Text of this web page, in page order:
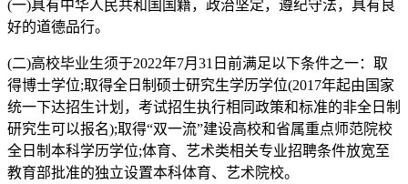
(一)具有中华人民共和国国籍，政治坚定，遵纪守法，具有良
好的道德品行。
(二)高校毕业生须于2022年7月31日前满足以下条件之一：取
得博士学位;取得全日制硕士研究生学历学位(2017年起由国家
统一下达招生计划，考试招生执行相同政策和标准的非全日制
研究生可以报名);取得“双一流”建设高校和省属重点师范院校
全日制本科学历学位;体育、艺术类相关专业招聘条件放宽至
教育部批准的独立设置本科体育、艺术院校。